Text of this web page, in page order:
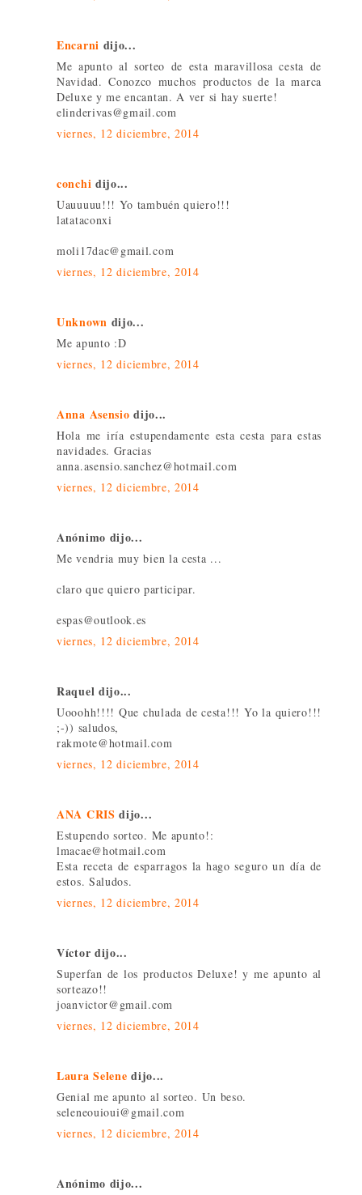
Encarni dijo...
Me apunto al sorteo de esta maravillosa cesta de
Navidad. Conozco muchos productos de la marca
Deluxe y me encantan. A ver si hay suerte!
elinderivas@gmail.com
viernes, 12 diciembre, 2014
conchi dijo...
Uauuuuu!!! Yo tambuén quiero!!!
latataconxi
moli17dac@gmail.com
viernes, 12 diciembre, 2014
Unknown dijo...
Me apunto :D
viernes, 12 diciembre, 2014
Anna Asensio dijo...
Hola me iría estupendamente esta cesta para estas
navidades. Gracias
anna.asensio.sanchez@hotmail.com
viernes, 12 diciembre, 2014
Anónimo dijo...
Me vendria muy bien la cesta ...
claro que quiero participar.
espas@outlook.es
viernes, 12 diciembre, 2014
Raquel dijo...
Uooohh!!!! Que chulada de cesta!!! Yo la quiero!!!
;-)) saludos,
rakmote@hotmail.com
viernes, 12 diciembre, 2014
ANA CRIS dijo...
Estupendo sorteo. Me apunto!:
lmacae@hotmail.com
Esta receta de esparragos la hago seguro un día de
estos. Saludos.
viernes, 12 diciembre, 2014
Víctor dijo...
Superfan de los productos Deluxe! y me apunto al
sorteazo!!
joanvictor@gmail.com
viernes, 12 diciembre, 2014
Laura Selene dijo...
Genial me apunto al sorteo. Un beso.
seleneouioui@gmail.com
viernes, 12 diciembre, 2014
Anónimo dijo...